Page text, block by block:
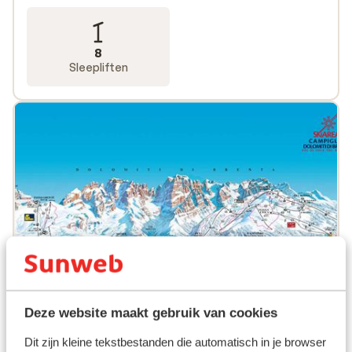
Deze website maakt gebruik van cookies
Dit zijn kleine tekstbestanden die automatisch in je browser
8
Sleepliften